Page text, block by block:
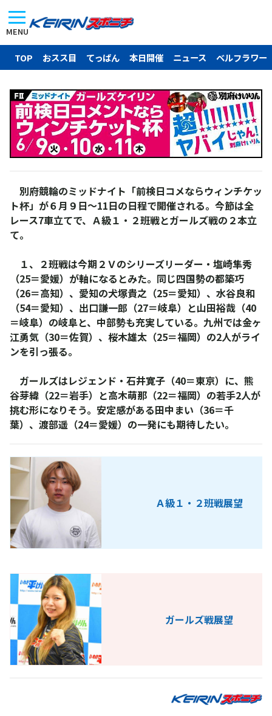
MENU
TOP おスス目 てっぱん 本日開催 ニュース ベルフラワー
別府競輪のミッドナイト「前検日コメならウィンチケッ
ト杯」が６月９日～11日の日程で開催される。今節は全
レース7車立てで、Ａ級１・２班戦とガールズ戦の２本立
て。
１、２班戦は今期２Ｖのシリーズリーダー・塩崎隼秀
（25＝愛媛）が軸になるとみた。同じ四国勢の都築巧
（26＝高知）、愛知の犬塚貴之（25＝愛知）、水谷良和
（54＝愛知）、出口謙一郎（27＝岐阜）と山田裕哉（40
＝岐阜）の岐阜と、中部勢も充実している。九州では金ヶ
江勇気（30＝佐賀）、桜木雄太（25＝福岡）の2人がライ
ンを引っ張る。
ガールズはレジェンド・石井寛子（40＝東京）に、熊
谷芽緯（22＝岩手）と高木萌那（22＝福岡）の若手2人が
挑む形になりそう。安定感がある田中まい（36＝千
葉）、渡部遥（24＝愛媛）の一発にも期待したい。
Ａ級１・２班戦展望
ガールズ戦展望